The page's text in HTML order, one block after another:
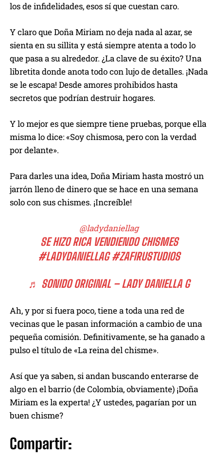
los de infidelidades, esos sí que cuestan caro.
Y claro que Doña Miriam no deja nada al azar, se
sienta en su sillita y está siempre atenta a todo lo
que pasa a su alrededor. ¿La clave de su éxito? Una
libretita donde anota todo con lujo de detalles. ¡Nada
se le escapa! Desde amores prohibidos hasta
secretos que podrían destruir hogares.
Y lo mejor es que siempre tiene pruebas, porque ella
misma lo dice: «Soy chismosa, pero con la verdad
por delante».
Para darles una idea, Doña Miriam hasta mostró un
jarrón lleno de dinero que se hace en una semana
solo con sus chismes. ¡Increíble!
@ladydaniellag
SE HIZO RICA VENDIENDO CHISMES
#LADYDANIELLAG #ZAFIRUSTUDIOS
♬ SONIDO ORIGINAL – LADY DANIELLA G
Ah, y por si fuera poco, tiene a toda una red de
vecinas que le pasan información a cambio de una
pequeña comisión. Definitivamente, se ha ganado a
pulso el título de «La reina del chisme».
Así que ya saben, si andan buscando enterarse de
algo en el barrio (de Colombia, obviamente) ¡Doña
Miriam es la experta! ¿Y ustedes, pagarían por un
buen chisme?
Compartir: